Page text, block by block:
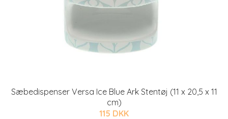
Sæbedispenser Versa Ice Blue Ark Stentøj (11 x 20,5 x 11
cm)
115 DKK